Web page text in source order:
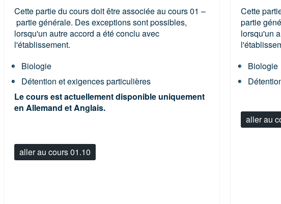
Cette partie du cours doit être associée au cours 01 –
partie générale. Des exceptions sont possibles,
lorsqu'un autre accord a été conclu avec
l'établissement.
Biologie
Détention et exigences particulières
Le cours est actuellement disponible uniquement
en Allemand et Anglais.
aller au cours 01.10
Cette
partie
lorsqu'un
Biologie
aller au